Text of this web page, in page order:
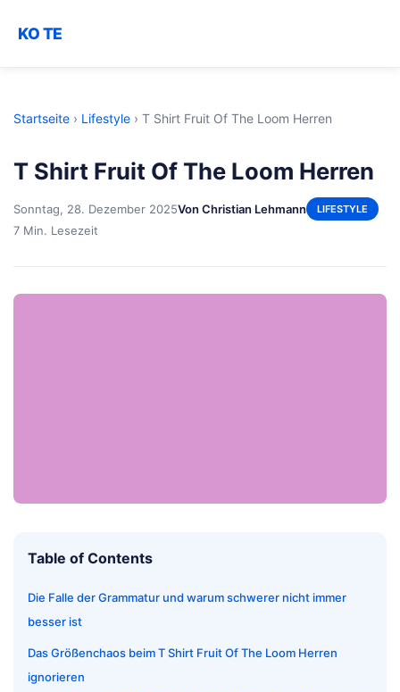
KO TE
Startseite › Lifestyle › T Shirt Fruit Of The Loom Herren
T Shirt Fruit Of The Loom Herren
Sonntag, 28. Dezember 2025Von Christian Lehmann LIFESTYLE
7 Min. Lesezeit
Table of Contents
Die Falle der Grammatur und warum schwerer nicht immer
besser ist
Das Größenchaos beim T Shirt Fruit Of The Loom Herren
ignorieren